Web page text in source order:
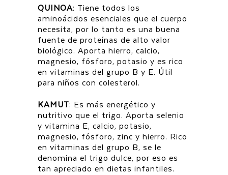
QUINOA: Tiene todos los
aminoácidos esenciales que el cuerpo
necesita, por lo tanto es una buena
fuente de proteínas de alto valor
biológico. Aporta hierro, calcio,
magnesio, fósforo, potasio y es rico
en vitaminas del grupo B y E. Útil
para niños con colesterol.
KAMUT: Es más energético y
nutritivo que el trigo. Aporta selenio
y vitamina E, calcio, potasio,
magnesio, fósforo, zinc y hierro. Rico
en vitaminas del grupo B, se le
denomina el trigo dulce, por eso es
tan apreciado en dietas infantiles.